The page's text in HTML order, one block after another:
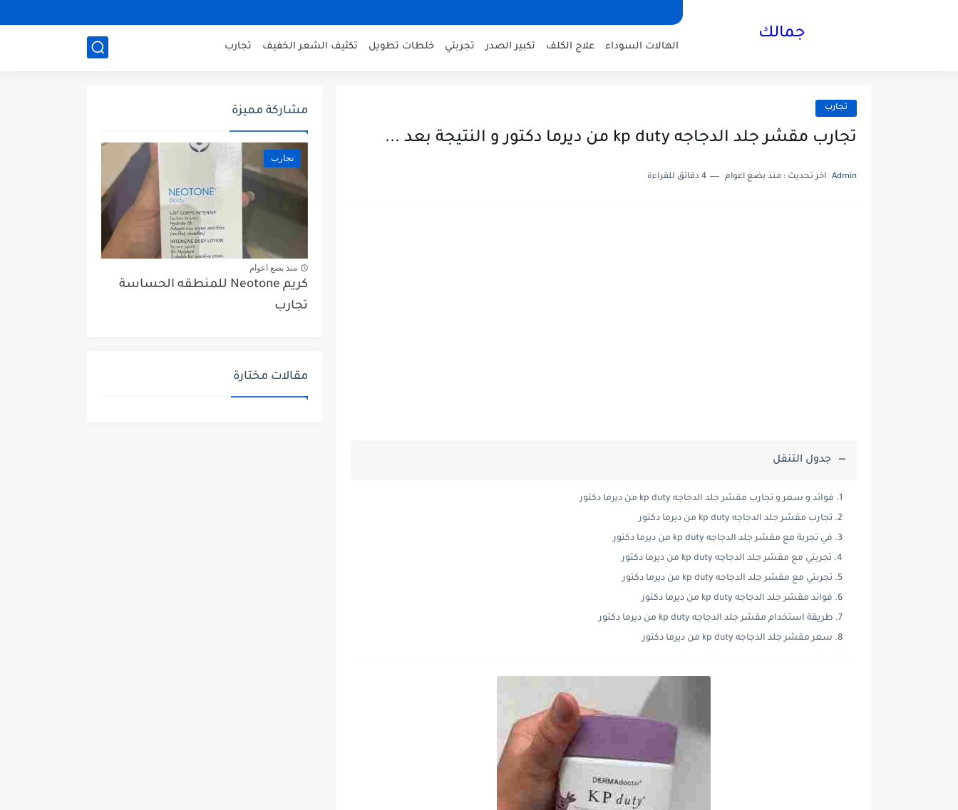
جمالك
الهالات السوداء علاج الكلف تكبير الصدر تجربتي خلطات تطويل تكثيف الشعر الخفيف تجارب
تجارب
تجارب مقشر جلد الدجاجه kp duty من ديرما دكتور و النتيجة بعد ...
Admin اخر تحديث : منذ بضع اعوام 4 دقائق للقراءة
جدول التنقل
فوائد و سعر و تجارب مقشر جلد الدجاجه kp duty من ديرما دكتور
تجارب مقشر جلد الدجاجه kp duty من ديرما دكتور
في تجربة مع مقشر جلد الدجاجه kp duty من ديرما دكتور
تجربتي مع مقشر جلد الدجاجه kp duty من ديرما دكتور
تجربتي مع مقشر جلد الدجاجه kp duty من ديرما دكتور
فوائد مقشر جلد الدجاجه kp duty من ديرما دكتور
طريقة استخدام مقشر جلد الدجاجه kp duty من ديرما دكتور
سعر مقشر جلد الدجاجه kp duty من ديرما دكتور
مشاركة مميزة
تجارب
منذ بضع اعوام
كريم Neotone للمنطقه الحساسة
تجارب
مقالات مختارة